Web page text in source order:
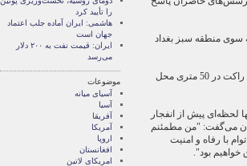
سوی منطقه سبز بغداد
شبکه الجزیره گزارش داد که این راکت در 50 متری محل
لحظه‌ای پیش از انفجار
می‌گفت: "من مطمئنم
با رفاه و امنیت
بود".
را تأیید کرد
هاشمی: ایران آماده جلب اعتماد
جهان است
ایران: قیمت نفت به ۲۰۰ دلار
می‌رسد
موضوعات
آسيای ميانه
آسیا
آفریقا
آمریکا
اروپا
افغانستان
امریکای لاتین